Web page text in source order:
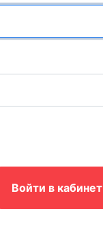
Войти в кабинет